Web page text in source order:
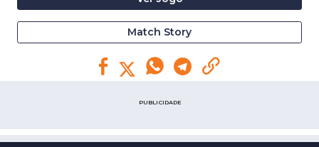
Match Story
PUBLICIDADE